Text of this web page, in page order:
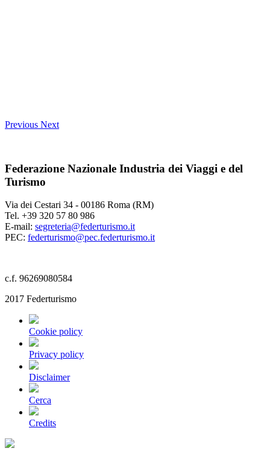
Previous Next
Federazione Nazionale Industria dei Viaggi e del
Turismo
Via dei Cestari 34 - 00186 Roma (RM)
Tel. +39 320 57 80 986
E-mail: segreteria@federturismo.it
PEC: federturismo@pec.federturismo.it
c.f. 96269080584
2017 Federturismo
Cookie policy
Privacy policy
Disclaimer
Cerca
Credits